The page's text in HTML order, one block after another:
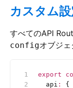
カスタム
すべてのAPI
configオブジェ
export
  api
:
{